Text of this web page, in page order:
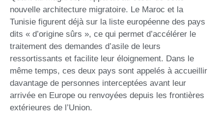
nouvelle architecture migratoire. Le Maroc et la
Tunisie figurent déjà sur la liste européenne des pays
dits « d’origine sûrs », ce qui permet d’accélérer le
traitement des demandes d’asile de leurs
ressortissants et facilite leur éloignement. Dans le
même temps, ces deux pays sont appelés à accueillir
davantage de personnes interceptées avant leur
arrivée en Europe ou renvoyées depuis les frontières
extérieures de l’Union.